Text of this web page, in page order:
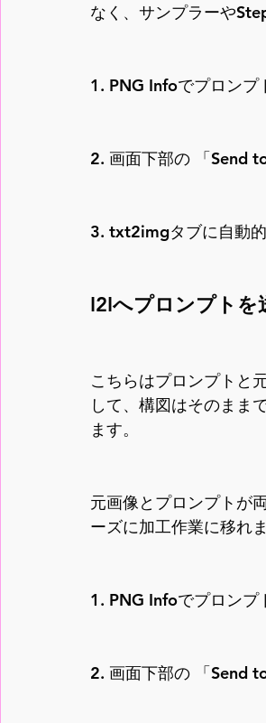
なく、サンプラーや
1. PNG Infoでプロンプ
2. 画面下部の 「Send
3. txt2imgタブに自動
I2Iへプロンプトを
こちらはプロンプトと
して、構図はそのまま
ます。
元画像とプロンプトが
ーズに加工作業に移れま
1. PNG Infoでプロンプ
2. 画面下部の 「Send